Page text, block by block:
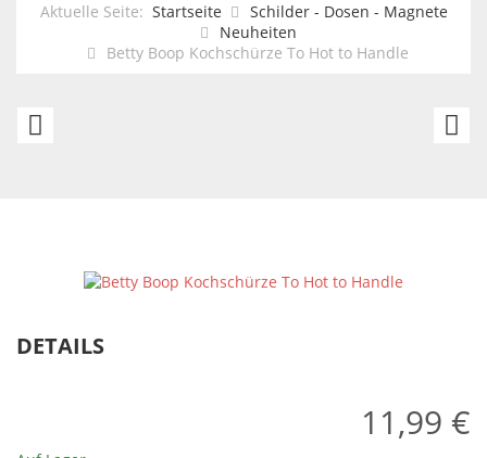
Aktuelle Seite: Startseite
Schilder - Dosen - Magnete
Neuheiten
Betty Boop Kochschürze To Hot to Handle
DETAILS
11,99 €